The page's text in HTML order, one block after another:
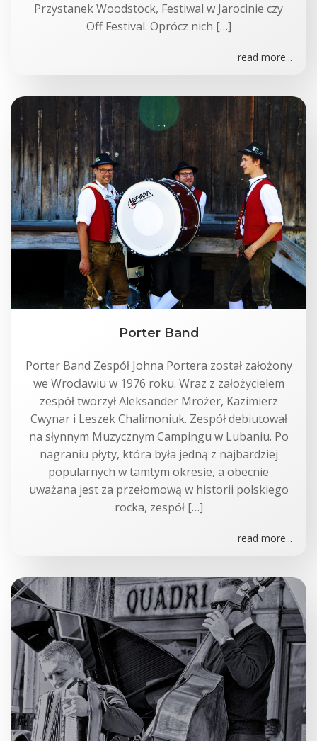
Przystanek Woodstock, Festiwal w Jarocinie czy
Off Festival. Oprócz nich […]
read more...
Porter Band
Porter Band Zespół Johna Portera został założony
we Wrocławiu w 1976 roku. Wraz z założycielem
zespół tworzył Aleksander Mrożer, Kazimierz
Cwynar i Leszek Chalimoniuk. Zespół debiutował
na słynnym Muzycznym Campingu w Lubaniu. Po
nagraniu płyty, która była jedną z najbardziej
popularnych w tamtym okresie, a obecnie
uważana jest za przełomową w historii polskiego
rocka, zespół […]
read more...